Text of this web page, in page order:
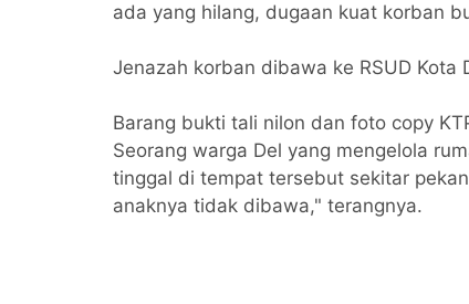
ada yang hilang, dugaan kuat korban
Jenazah korban dibawa ke RSUD Kota
Barang bukti tali nilon dan foto copy
Seorang warga Del yang mengelola
tinggal di tempat tersebut sekitar
anaknya tidak dibawa," terangnya.